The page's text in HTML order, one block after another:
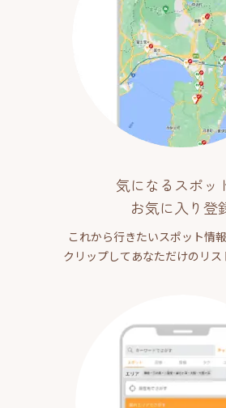
気になるスポッ
お気に入り登
これから行きたいスポット情
クリップしてあなただけのリス